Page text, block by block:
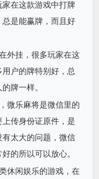
在这款游戏中打牌
是能赢牌，而且好
外挂，很多玩家在这
户的牌特别好，总
牌一样。
微乐麻将是微信里的
传身份证原件，是
太大的问题，微信
的所以可以放心。
休闲娱乐的游戏，在